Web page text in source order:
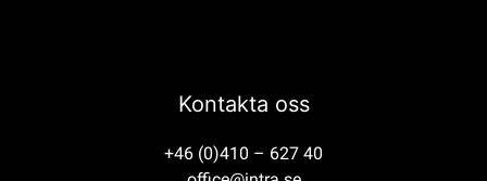
Kontakta oss
+46 (0)410 – 627 40